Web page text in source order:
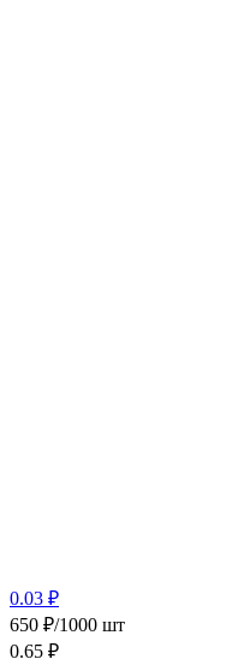
0.03 ₽
650 ₽/1000 шт
0.65 ₽